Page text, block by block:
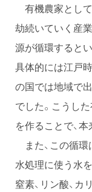
有機農家とし
劫続いていく産
源が循環すると
具体的には江戸
の国では地域で
でした。こうし
を作ることで、
また、この循
水処理に使う水
窒素、リン酸、